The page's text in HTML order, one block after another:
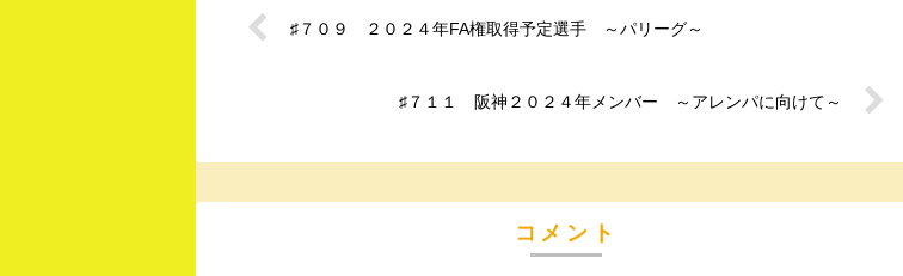
♯７０９ ２０２４年FA権取得予定選手 ～パリーグ～
♯７１１ 阪神２０２４年メンバー ～アレンパに向けて～
コメント